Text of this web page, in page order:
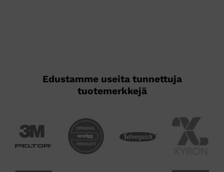
Edustamme useita tunnettuja
tuotemerkkejä